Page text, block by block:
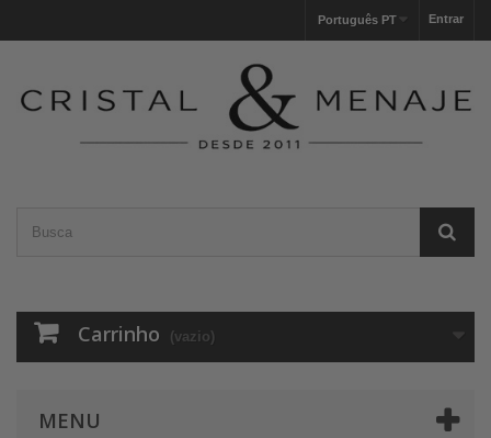
Entrar
Português PT
Carrinho (vazio)
MENU